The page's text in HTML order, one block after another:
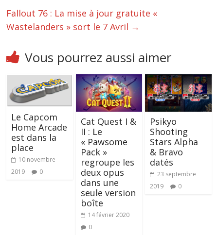
Fallout 76 : La mise à jour gratuite «
Wastelanders » sort le 7 Avril →
Vous pourrez aussi aimer
Le Capcom
Home Arcade
est dans la
place
10 novembre
2019
0
Cat Quest I &
II : Le
« Pawsome
Pack »
regroupe les
deux opus
dans une
seule version
boîte
14 février 2020
0
Psikyo
Shooting
Stars Alpha
& Bravo
datés
23 septembre
2019
0